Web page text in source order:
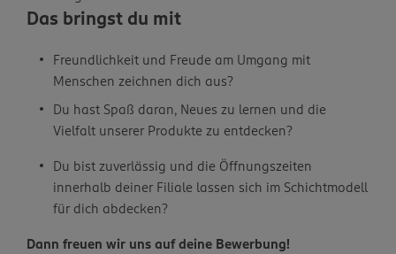
Das bringst du mit
Freundlichkeit und Freude am Umgang mit
Menschen zeichnen dich aus?
Du hast Spaß daran, Neues zu lernen und die
Vielfalt unserer Produkte zu entdecken?
Du bist zuverlässig und die Öffnungszeiten
innerhalb deiner Filiale lassen sich im Schichtmodell
für dich abdecken?
Dann freuen wir uns auf deine Bewerbung!